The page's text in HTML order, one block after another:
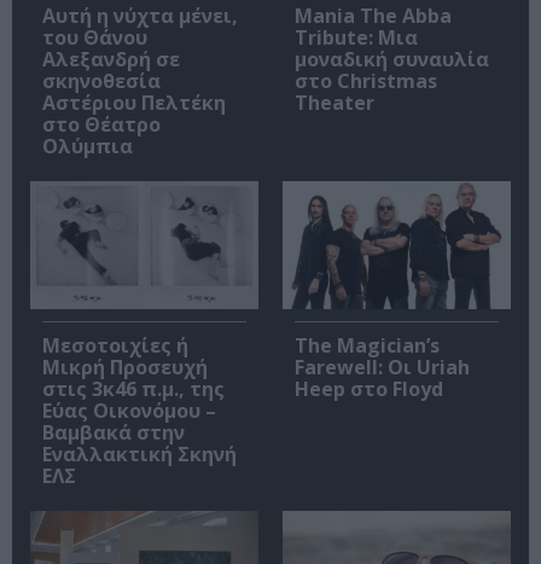
Αυτή η νύχτα μένει,
του Θάνου
Αλεξανδρή σε
σκηνοθεσία
Αστέριου Πελτέκη
στο Θέατρο
Ολύμπια
Mania The Abba
Tribute: Μια
μοναδική συναυλία
στο Christmas
Theater
Μεσοτοιχίες ή
Μικρή Προσευχή
στις 3κ46 π.μ., της
Εύας Οικονόμου –
Βαμβακά στην
Εναλλακτική Σκηνή
ΕΛΣ
The Magician’s
Farewell: Οι Uriah
Heep στο Floyd